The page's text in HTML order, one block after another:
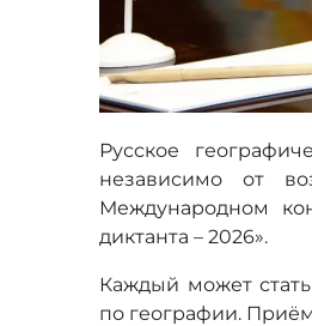
Русское
независимо от
Международном
диктанта – 2026».
Каждый может
по географии. Приём